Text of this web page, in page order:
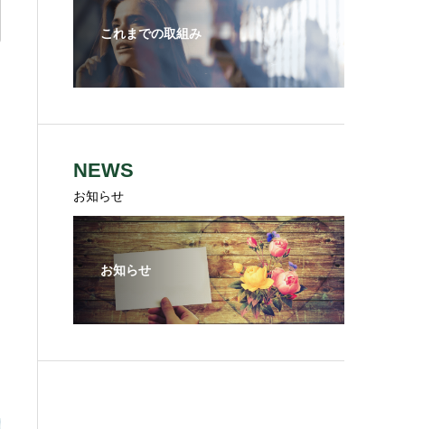
これまでの取組み
NEWS
お知らせ
お知らせ